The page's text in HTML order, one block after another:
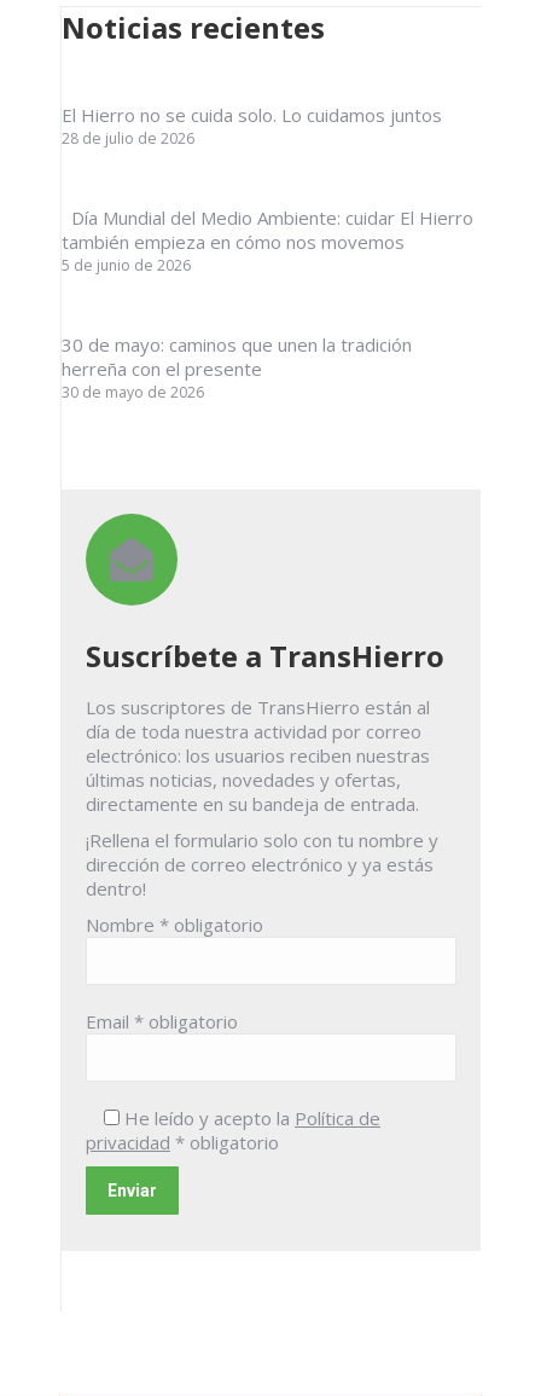
Noticias recientes
El Hierro no se cuida solo. Lo cuidamos juntos
28 de julio de 2026
Día Mundial del Medio Ambiente: cuidar El Hierro
también empieza en cómo nos movemos
5 de junio de 2026
30 de mayo: caminos que unen la tradición
herreña con el presente
30 de mayo de 2026
Suscríbete a TransHierro
Los suscriptores de TransHierro están al
día de toda nuestra actividad por correo
electrónico: los usuarios reciben nuestras
últimas noticias, novedades y ofertas,
directamente en su bandeja de entrada.
¡Rellena el formulario solo con tu nombre y
dirección de correo electrónico y ya estás
dentro!
Nombre * obligatorio
Email * obligatorio
He leído y acepto la Política de
privacidad * obligatorio